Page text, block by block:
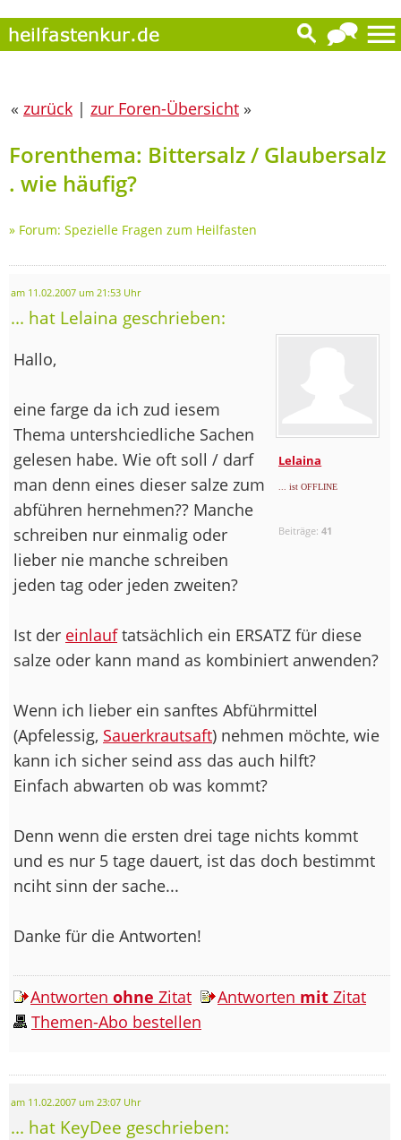
« zurück | zur Foren-Übersicht »
Forenthema: Bittersalz / Glaubersalz
. wie häufig?
» Forum: Spezielle Fragen zum Heilfasten
am 11.02.2007 um 21:53 Uhr
... hat Lelaina geschrieben:
Lelaina
... ist OFFLINE
Beiträge:41
Hallo,
eine farge da ich zud iesem
Thema untershciedliche Sachen
gelesen habe. Wie oft soll / darf
man denn eines dieser salze zum
abführen hernehmen?? Manche
schreiben nur einmalig oder
lieber nie manche schreiben
jeden tag oder jeden zweiten?
Ist der einlauftatsächlich ein ERSATZ für diese
salze oder kann mand as kombiniert anwenden?
Wenn ich lieber ein sanftes Abführmittel
(Apfelessig, Sauerkrautsaft) nehmen möchte, wie
kann ich sicher seind ass das auch hilft?
Einfach abwarten ob was kommt?
Denn wenn die ersten drei tage nichts kommt
und es nur 5 tage dauert, ist das doch bestimmt
nciht sinn der sache...
Danke für die Antworten!
Antworten ohne Zitat Antworten mit Zitat
Themen-Abo bestellen
am 11.02.2007 um 23:07 Uhr
... hat KeyDee geschrieben: